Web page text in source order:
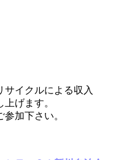
イクルによる収入
げます。
加下さい。